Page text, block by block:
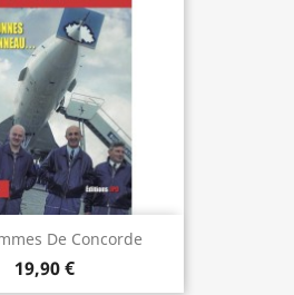
De Concorde
19,90 €